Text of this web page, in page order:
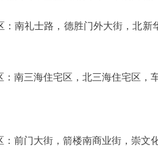
礼士路，德胜门外大街，北新
三海住宅区，北三海住宅区，
门大街，箭楼南商业街，崇文